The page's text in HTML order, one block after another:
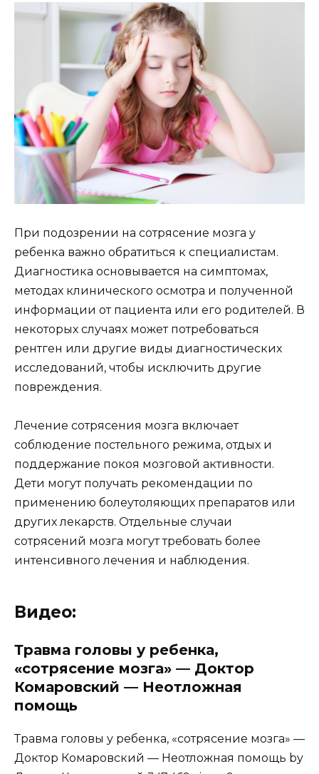
При подозрении на сотрясение мозга у
ребенка важно обратиться к специалистам.
Диагностика основывается на симптомах,
методах клинического осмотра и полученной
информации от пациента или его родителей. В
некоторых случаях может потребоваться
рентген или другие виды диагностических
исследований, чтобы исключить другие
повреждения.
Лечение сотрясения мозга включает
соблюдение постельного режима, отдых и
поддержание покоя мозговой активности.
Дети могут получать рекомендации по
применению болеутоляющих препаратов или
других лекарств. Отдельные случаи
сотрясений мозга могут требовать более
интенсивного лечения и наблюдения.
Видео:
Травма головы у ребенка,
«сотрясение мозга» — Доктор
Комаровский — Неотложная
помощь
Травма головы у ребенка, «сотрясение мозга» —
Доктор Комаровский — Неотложная помощь by